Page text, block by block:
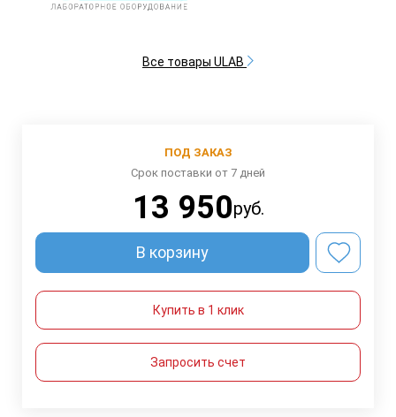
Все товары ULAB
ПОД ЗАКАЗ
Срок поставки от 7 дней
13 950руб.
В корзину
Купить в 1 клик
Запросить счет